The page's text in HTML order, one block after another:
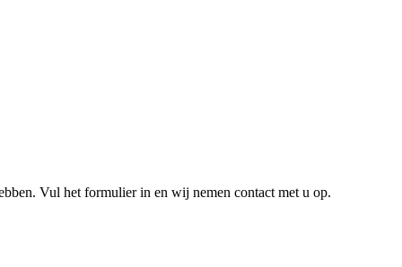
Vul het formulier in en wij nemen contact met u op.